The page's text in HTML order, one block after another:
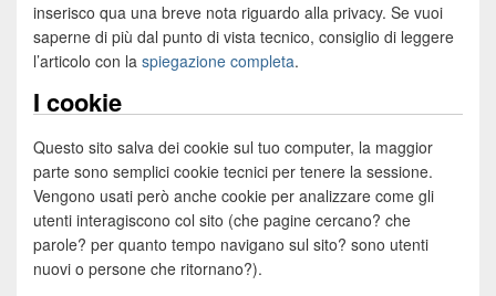
inserisco qua una breve nota riguardo alla privacy. Se vuoi
saperne di più dal punto di vista tecnico, consiglio di leggere
l’articolo con la spiegazione completa.
I cookie
Questo sito salva dei cookie sul tuo computer, la maggior
parte sono semplici cookie tecnici per tenere la sessione.
Vengono usati però anche cookie per analizzare come gli
utenti interagiscono col sito (che pagine cercano? che
parole? per quanto tempo navigano sul sito? sono utenti
nuovi o persone che ritornano?).